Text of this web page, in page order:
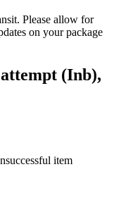
Please allow for
on your package
(Inb),
item